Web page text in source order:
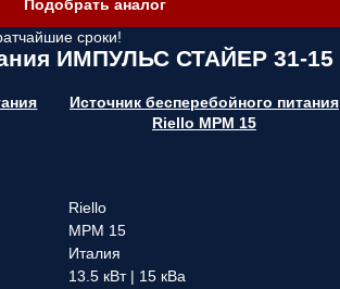
Подобрать аналог
сроки!
ИМПУЛЬС СТАЙЕР 31-15
Источник бесперебойного питания
Riello MPM 15
Riello
MPM 15
Италия
13.5 кВт | 15 кВа